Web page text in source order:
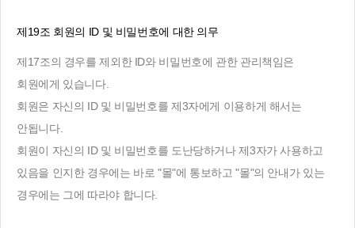
제19조 회원의 ID 및 비밀번호에 대한 의무
제17조의 경우를 제외한 ID와 비밀번호에 관한 관리책임은
회원에게 있습니다.
회원은 자신의 ID 및 비밀번호를 제3자에게 이용하게 해서는
안됩니다.
회원이 자신의 ID 및 비밀번호를 도난당하거나 제3자가 사용하고
있음을 인지한 경우에는 바로 "몰"에 통보하고 "몰"의 안내가 있는
경우에는 그에 따라야 합니다.